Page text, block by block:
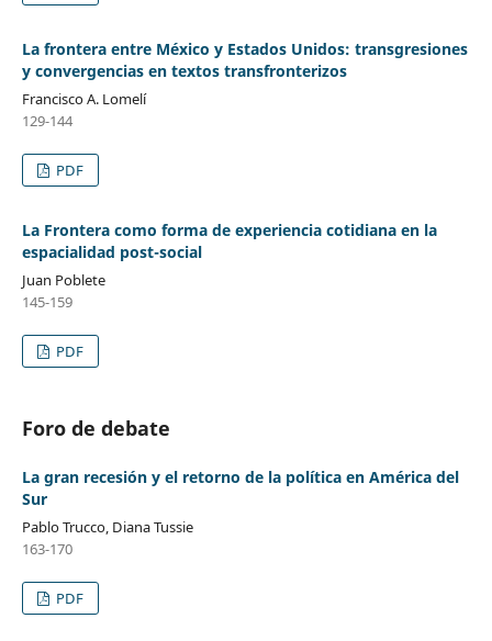
La frontera entre México y Estados Unidos: transgresiones
y convergencias en textos transfronterizos
Francisco A. Lomelí
129-144
PDF
La Frontera como forma de experiencia cotidiana en la
espacialidad post-social
Juan Poblete
145-159
PDF
Foro de debate
La gran recesión y el retorno de la política en América del
Sur
Pablo Trucco, Diana Tussie
163-170
PDF